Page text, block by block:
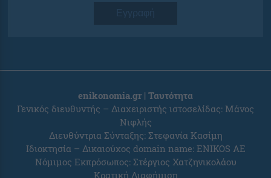
Εγγραφή
enikonomia.gr | Ταυτότητα
Γενικός διευθυντής – Διαχειριστής ιστοσελίδας: Μάνος
Νιφλής
Διευθύντρια Σύνταξης: Στεφανία Κασίμη
Ιδιοκτησία – Δικαιούχος domain name: ENIKOS AE
Νόμιμος Εκπρόσωπος: Στέργιος Χατζηνικολάου
Κρατική Διαφήμιση